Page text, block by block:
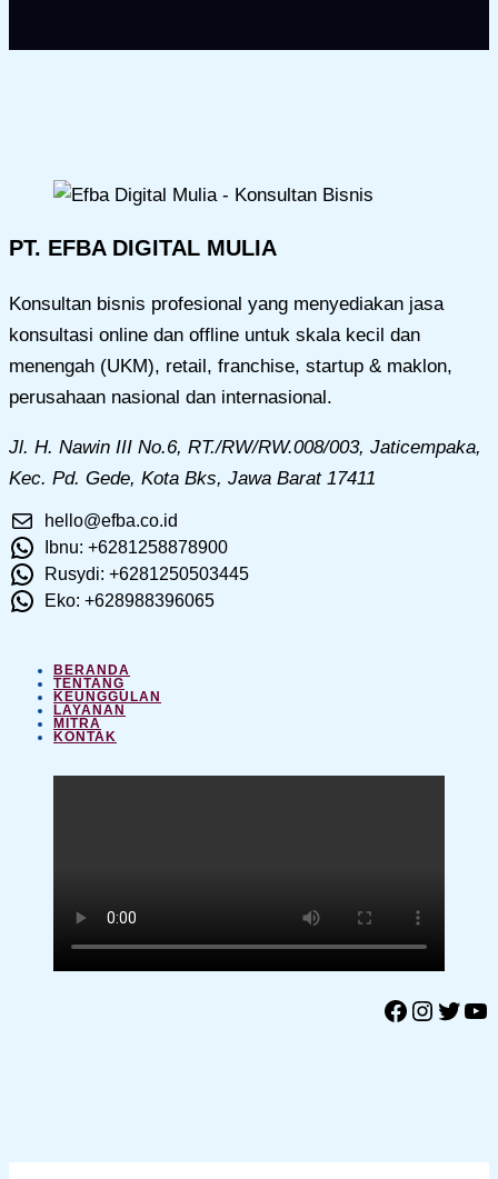
PT. EFBA DIGITAL MULIA
Konsultan bisnis profesional yang menyediakan jasa
konsultasi online dan offline untuk skala kecil dan
menengah (UKM), retail, franchise, startup & maklon,
perusahaan nasional dan internasional.
Jl. H. Nawin III No.6, RT./RW/RW.008/003, Jaticempaka,
Kec. Pd. Gede, Kota Bks, Jawa Barat 17411
hello@efba.co.id
Ibnu: +6281258878900
Rusydi: +6281250503445
Eko: +628988396065
BERANDA
TENTANG
KEUNGGULAN
LAYANAN
MITRA
KONTAK
Facebook Instagram Twitter YouTube